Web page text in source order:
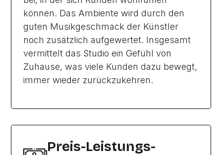
können. Das Ambiente wird durch den
guten Musikgeschmack der Künstler
noch zusätzlich aufgewertet. Insgesamt
vermittelt das Studio ein Gefühl von
Zuhause, was viele Kunden dazu bewegt,
immer wieder zurückzukehren.
Preis-Leistungs-